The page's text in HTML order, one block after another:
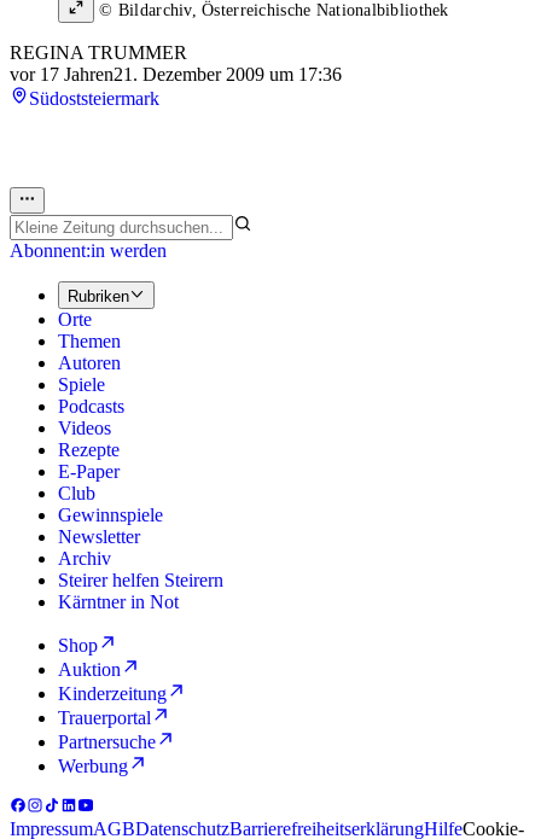
© Bildarchiv, Österreichische Nationalbibliothek
REGINA TRUMMER
vor 17 Jahren21. Dezember 2009 um 17:36
Südoststeiermark
Abonnent:in werden
Rubriken
Orte
Themen
Autoren
Spiele
Podcasts
Videos
Rezepte
E-Paper
Club
Gewinnspiele
Newsletter
Archiv
Steirer helfen Steirern
Kärntner in Not
Shop
Auktion
Kinderzeitung
Trauerportal
Partnersuche
Werbung
ImpressumAGBDatenschutzBarrierefreiheitserklärungHilfeCookie-